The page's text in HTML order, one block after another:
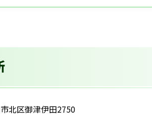
北区御津伊田2750